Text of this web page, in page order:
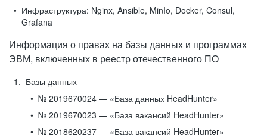
Инфраструктура: Nginx, Ansible, MinIo, Docker, Consul,
Grafana
Информация о правах на базы данных и программах
ЭВМ, включенных в реестр отечественного ПО
Базы данных
№ 2019670024 — «База данных HeadHunter»
№ 2019670023 — «База вакансий HeadHunter»
№ 2018620237 — «База вакансий HeadHunter»